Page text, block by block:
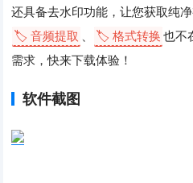
还具备去水印功能，让您获取纯
🏷️ 音频提取
🏷️ 格式转换 也不
需求，快来下载体验！
软件截图